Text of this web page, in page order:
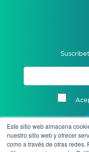
Este sitio web almacena
nuestro sitio web y ofrecer
como a través de otras redes.